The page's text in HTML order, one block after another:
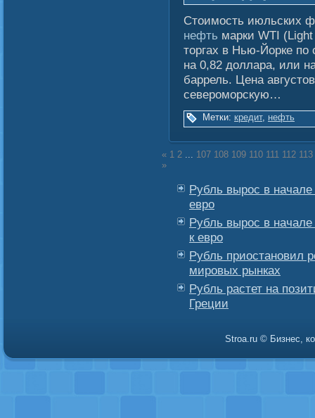
Стоимость июльских
нефть марки WTI
торгах в Нью-Йорке по
на 0,82 доллара, или
баррель. Цена
североморскую…
Метки: кредит, нефть
« 1 2 ... 107 108 109 110 111 112 113
»
Рубль вырос в начале
евро
Рубль вырос в начале
к евро
Рубль приостановил
мировых рынках
Рубль растет на
Греции
Stroa.ru © Бизнес,